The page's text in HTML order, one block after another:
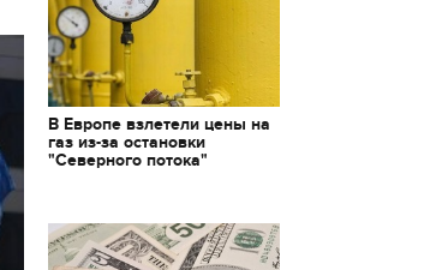
В Европе взлетели цены на
газ из-за остановки
"Северного потока"